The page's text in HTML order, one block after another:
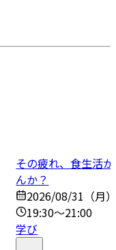
その疲れ、食生活
んか？
2026/08/31（月
19:30～21:00
学び